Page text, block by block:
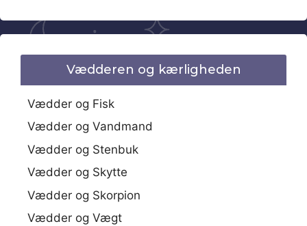
Vædderen og kærligheden
Vædder og Fisk
Vædder og Vandmand
Vædder og Stenbuk
Vædder og Skytte
Vædder og Skorpion
Vædder og Vægt